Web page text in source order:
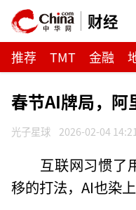
财经
推荐 TMT 金融
春节AI牌局，阿
光子星球 2026-02-04
互联网习惯了
移的打法，AI也染